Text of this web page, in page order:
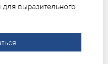
выразительного